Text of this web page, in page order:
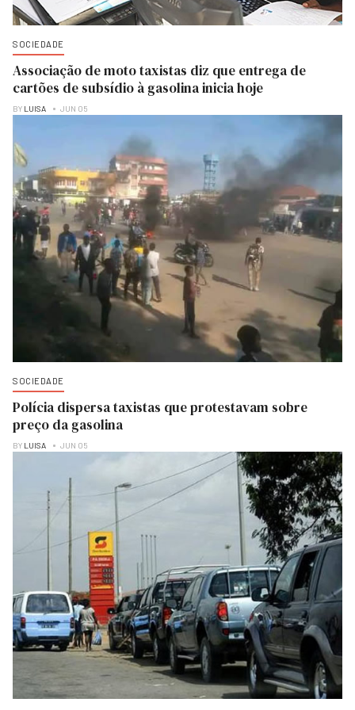
SOCIEDADE
Associação de moto taxistas diz que entrega de
cartões de subsídio à gasolina inicia hoje
BY LUISA JUN 05
SOCIEDADE
Polícia dispersa taxistas que protestavam sobre
preço da gasolina
BY LUISA JUN 05